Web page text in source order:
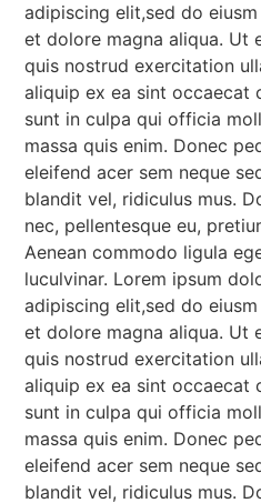
adipiscing elit,sed do
et dolore magna aliqua. Ut
quis nostrud exercitation
aliquip ex ea sint occaecat
sunt in culpa qui officia
massa quis enim. Donec
eleifend acer sem neque
blandit vel, ridiculus mus.
nec, pellentesque eu,
Aenean commodo ligula
luculvinar. Lorem ipsum
adipiscing elit,sed do
et dolore magna aliqua. Ut
quis nostrud exercitation
aliquip ex ea sint occaecat
sunt in culpa qui officia
massa quis enim. Donec
eleifend acer sem neque
blandit vel, ridiculus mus.